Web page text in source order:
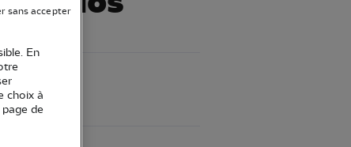
En
choix à
de
sans accepter